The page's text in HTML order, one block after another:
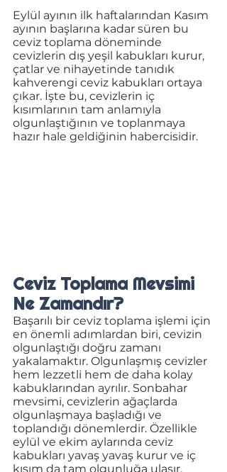
Eylül ayının ilk haftalarından Kasım
ayının başlarına kadar süren bu
ceviz toplama döneminde
cevizlerin dış yeşil kabukları kurur,
çatlar ve nihayetinde tanıdık
kahverengi ceviz kabukları ortaya
çıkar. İşte bu, cevizlerin iç
kısımlarının tam anlamıyla
olgunlaştığının ve toplanmaya
hazır hale geldiğinin habercisidir.
Ceviz Toplama Mevsimi
Ne Zamandır?
Başarılı bir ceviz toplama işlemi için
en önemli adımlardan biri, cevizin
olgunlaştığı doğru zamanı
yakalamaktır. Olgunlaşmış cevizler
hem lezzetli hem de daha kolay
kabuklarından ayrılır. Sonbahar
mevsimi, cevizlerin ağaçlarda
olgunlaşmaya başladığı ve
toplandığı dönemlerdir. Özellikle
eylül ve ekim aylarında ceviz
kabukları yavaş yavaş kurur ve iç
kısım da tam olgunluğa ulaşır.